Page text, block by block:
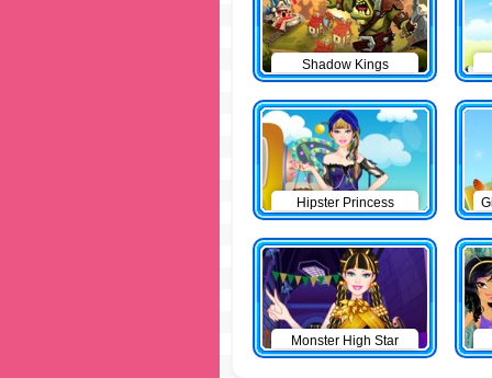
Shadow Kings
Hipster Princess
Monster High Star